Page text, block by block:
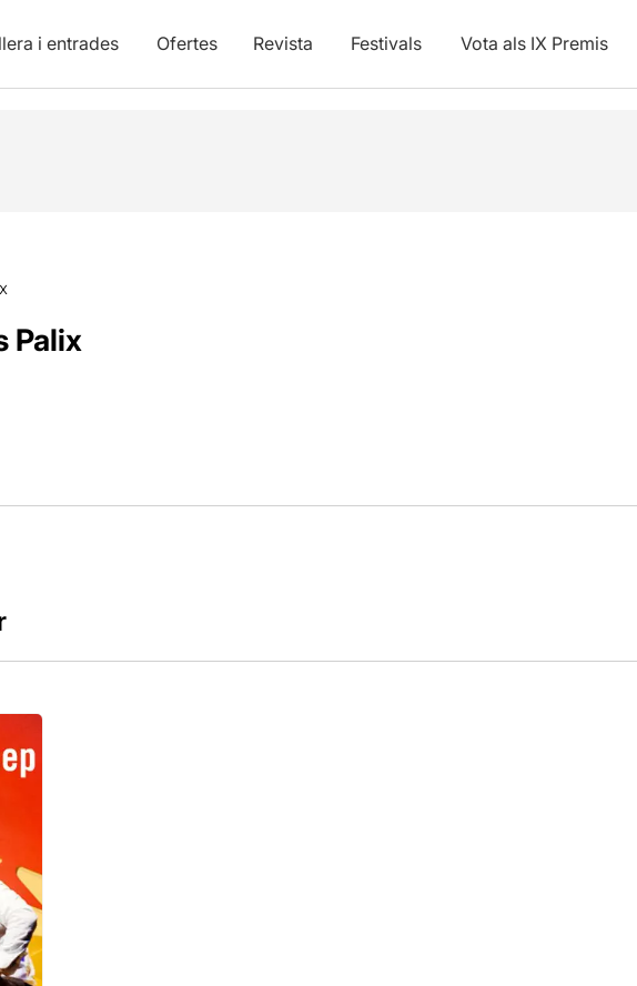
i entrades Ofertes Revista Festivals Vota als IX Premis
Palix